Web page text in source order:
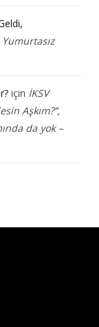
Yumurtasız
için İKSV
Aşkım?”,
da yok –